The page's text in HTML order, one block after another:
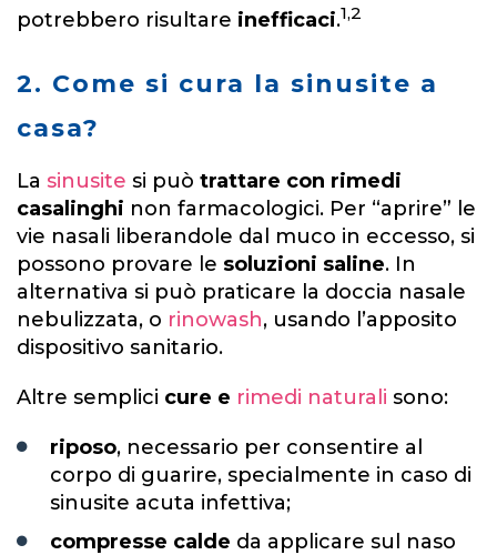
potrebbero risultare inefficaci.1,2
2. Come si cura la sinusite a
casa?
La sinusite si può trattare con rimedi
casalinghi non farmacologici. Per “aprire” le
vie nasali liberandole dal muco in eccesso, si
possono provare le soluzioni saline. In
alternativa si può praticare la doccia nasale
nebulizzata, o rinowash, usando l’apposito
dispositivo sanitario.
Altre semplici cure e rimedi naturali sono:
riposo, necessario per consentire al
corpo di guarire, specialmente in caso di
sinusite acuta infettiva;
compresse calde da applicare sul naso